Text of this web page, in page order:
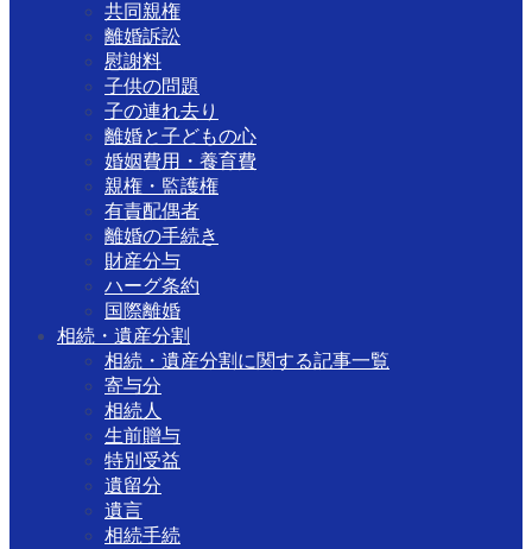
共同親権
離婚訴訟
慰謝料
子供の問題
子の連れ去り
離婚と子どもの心
婚姻費用・養育費
親権・監護権
有責配偶者
離婚の手続き
財産分与
ハーグ条約
国際離婚
相続・遺産分割
相続・遺産分割に関する記事一覧
寄与分
相続人
生前贈与
特別受益
遺留分
遺言
相続手続